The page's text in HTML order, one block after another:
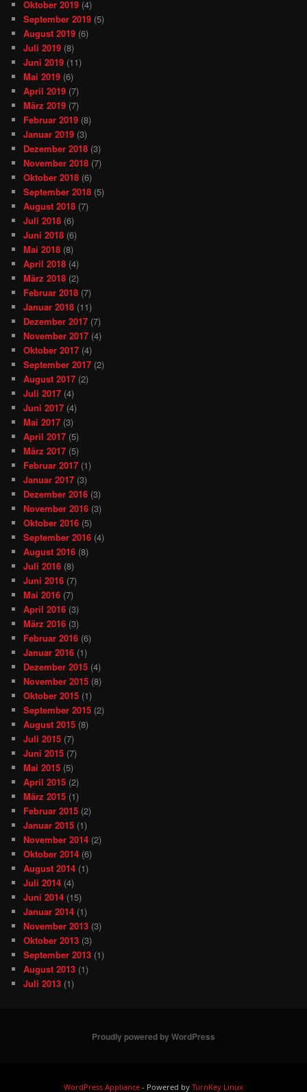
Oktober 2019 (4)
September 2019 (5)
August 2019 (6)
Juli 2019 (8)
Juni 2019 (11)
Mai 2019 (6)
April 2019 (7)
März 2019 (7)
Februar 2019 (8)
Januar 2019 (3)
Dezember 2018 (3)
November 2018 (7)
Oktober 2018 (6)
September 2018 (5)
August 2018 (7)
Juli 2018 (6)
Juni 2018 (6)
Mai 2018 (8)
April 2018 (4)
März 2018 (2)
Februar 2018 (7)
Januar 2018 (11)
Dezember 2017 (7)
November 2017 (4)
Oktober 2017 (4)
September 2017 (2)
August 2017 (2)
Juli 2017 (4)
Juni 2017 (4)
Mai 2017 (3)
April 2017 (5)
März 2017 (5)
Februar 2017 (1)
Januar 2017 (3)
Dezember 2016 (3)
November 2016 (3)
Oktober 2016 (5)
September 2016 (4)
August 2016 (8)
Juli 2016 (8)
Juni 2016 (7)
Mai 2016 (7)
April 2016 (3)
März 2016 (3)
Februar 2016 (6)
Januar 2016 (1)
Dezember 2015 (4)
November 2015 (8)
Oktober 2015 (1)
September 2015 (2)
August 2015 (8)
Juli 2015 (7)
Juni 2015 (7)
Mai 2015 (5)
April 2015 (2)
März 2015 (1)
Februar 2015 (2)
Januar 2015 (1)
November 2014 (2)
Oktober 2014 (6)
August 2014 (1)
Juli 2014 (4)
Juni 2014 (15)
Januar 2014 (1)
November 2013 (3)
Oktober 2013 (3)
September 2013 (1)
August 2013 (1)
Juli 2013 (1)
Proudly powered by WordPress
WordPress Appliance - Powered by TurnKey Linux